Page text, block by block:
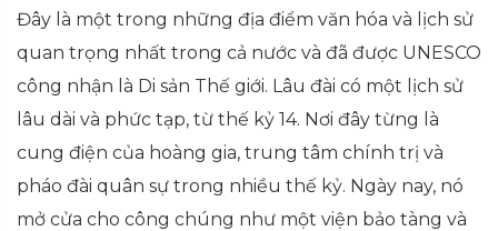
Đây là một trong những địa điểm văn hóa và lịch sử
quan trọng nhất trong cả nước và đã được UNESCO
công nhận là Di sản Thế giới. Lâu đài có một lịch sử
lâu dài và phức tạp, từ thế kỷ 14. Nơi đây từng là
cung điện của hoàng gia, trung tâm chính trị và
pháo đài quân sự trong nhiều thế kỷ. Ngày nay, nó
mở cửa cho công chúng như một viện bảo tàng và